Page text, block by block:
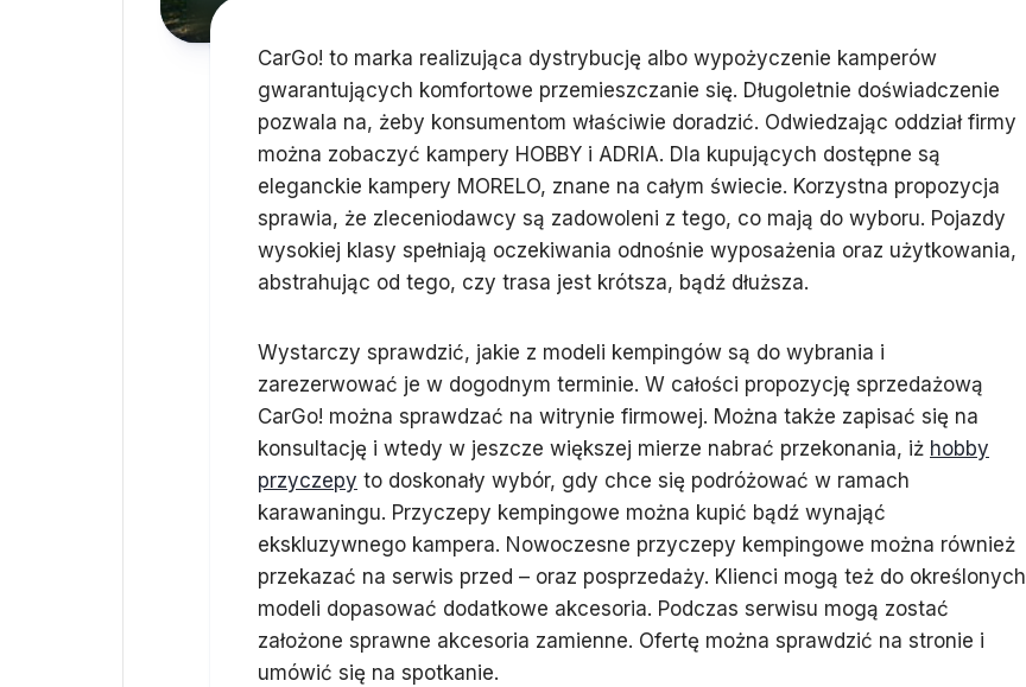
CarGo! to marka realizująca dystrybucję albo wypożyczenie kamperów
gwarantujących komfortowe przemieszczanie się. Długoletnie doświadczenie
pozwala na, żeby konsumentom właściwie doradzić. Odwiedzając oddział firmy
można zobaczyć kampery HOBBY i ADRIA. Dla kupujących dostępne są
eleganckie kampery MORELO, znane na całym świecie. Korzystna propozycja
sprawia, że zleceniodawcy są zadowoleni z tego, co mają do wyboru. Pojazdy
wysokiej klasy spełniają oczekiwania odnośnie wyposażenia oraz użytkowania,
abstrahując od tego, czy trasa jest krótsza, bądź dłuższa.
Wystarczy sprawdzić, jakie z modeli kempingów są do wybrania i
zarezerwować je w dogodnym terminie. W całości propozycję sprzedażową
CarGo! można sprawdzać na witrynie firmowej. Można także zapisać się na
konsultację i wtedy w jeszcze większej mierze nabrać przekonania, iż hobby
przyczepy to doskonały wybór, gdy chce się podróżować w ramach
karawaningu. Przyczepy kempingowe można kupić bądź wynająć
ekskluzywnego kampera. Nowoczesne przyczepy kempingowe można również
przekazać na serwis przed – oraz posprzedaży. Klienci mogą też do określonych
modeli dopasować dodatkowe akcesoria. Podczas serwisu mogą zostać
założone sprawne akcesoria zamienne. Ofertę można sprawdzić na stronie i
umówić się na spotkanie.